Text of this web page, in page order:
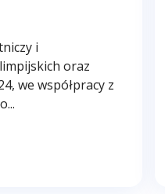
i
oraz
we współpracy z